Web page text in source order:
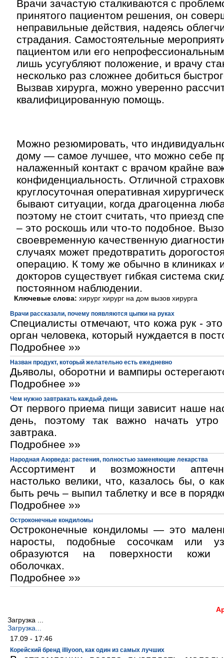
Врачи зачастую сталкиваются с
принятого пациентом решения, он
неправильные действия, надеясь
страдания. Самостоятельные
пациентом или его
лишь усугубляют положение, и врачу
несколько раз сложнее добиться
Вызвав хирурга, можно уверенно
квалифицированную помощь.
Можно резюмировать, что
дому — самое лучшее, что можно себе
налаженный контакт с врачом крайне
конфиденциальность. Отличной
круглосуточная оперативная
бывают ситуации, когда драгоценна
поэтому не стоит считать, что приезд
– это роскошь или что-то подобное.
своевременную качественную
случаях может предотвратить
операцию. К тому же обычно в клиниках
докторов существует гибкая система
постоянном наблюдении.
Ключевые слова: хирург хирург на дом вызов хирурга
Врачи рассказали, почему появляются цыпки на руках
Специалисты отмечают, что кожа рук -
орган человека, который нуждается в
Подробнее »»
Назван продукт, который желательно есть ежедневно
Дьяволы, оборотни и вампиры
Подробнее »»
Чем нужно завтракать каждый день
От первого приема пищи зависит наше
день, поэтому так важно начать утро
завтрака.
Подробнее »»
Народная Аюрведа: растения, полностью заменяющие лекарства
Ассортимент и возможности
настолько велики, что, казалось бы, о
быть речь – выпил таблетку и все в
Подробнее »»
Остроконечные кондиломы
Остроконечные кондиломы — это
наросты, подобные сосочкам или
образуются на поверхности кожи
оболочках.
Подробнее »»
Загрузка ...
Загрузка...
17.09 - 17:46
Корейский бренд illiyoon, как один из самых лучших